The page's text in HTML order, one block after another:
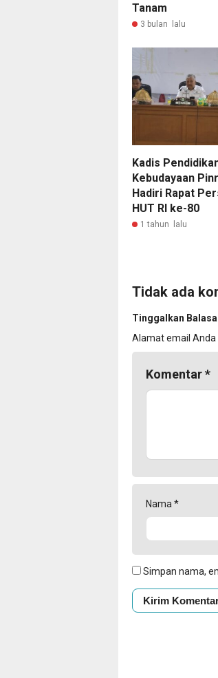
Tanam
3 bulan lalu
Kadis
Kebudayaan
Hadiri Rapat
HUT RI ke-80
1 tahun lalu
Tidak ada
Tinggalkan
Alamat email Anda
Komentar*
Nama *
Simpan nama,